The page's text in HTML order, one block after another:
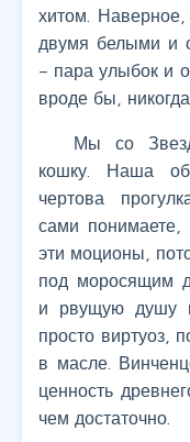
хитом. Наверное,
двумя белыми и
– пара улыбок и
вроде бы,
Мы со
кошку. Наша
чертова
сами понимаете,
эти моционы,
под моросящим
и рвущую душу
просто виртуоз,
в масле.
ценность
чем достаточно.